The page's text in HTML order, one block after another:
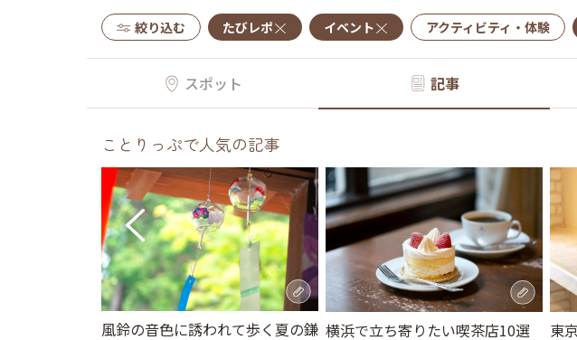
絞り込む たびレポ イベント アクティビティ・体験
スポット 記事
ことりっぷで人気の記事
風鈴の音色に誘われて歩く夏の鎌 横浜で立ち寄りたい喫茶店10選
東